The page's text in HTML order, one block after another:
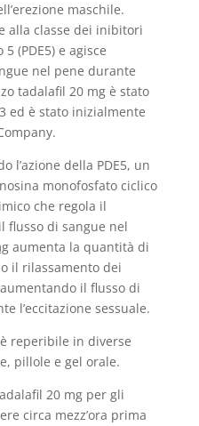
maschile.
alla classe dei inibitori
(PDE5) e agisce
nel pene durante
tadalafil 20 mg è stato
ed è stato inizialmente
l’azione della PDE5, un
monofosfato ciclico
che regola il
flusso di sangue nel
aumenta la quantità di
il rilassamento dei
il flusso di
l’eccitazione sessuale.
reperibile in diverse
pillole e gel orale.
20 mg per gli
circa mezz’ora prima